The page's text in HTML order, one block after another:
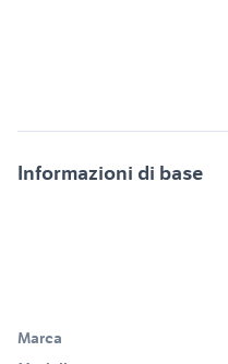
Informazioni di base
Marca